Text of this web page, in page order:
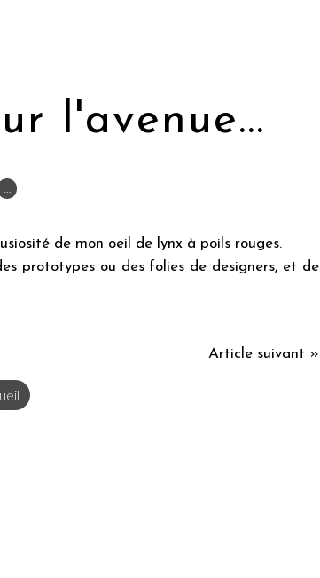
l'avenue...
…
de mon oeil de lynx à poils rouges.
prototypes ou des folies de designers, et de
Article suivant »